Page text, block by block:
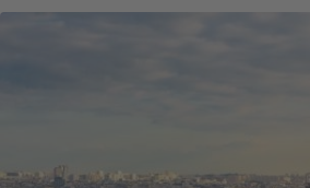
Image